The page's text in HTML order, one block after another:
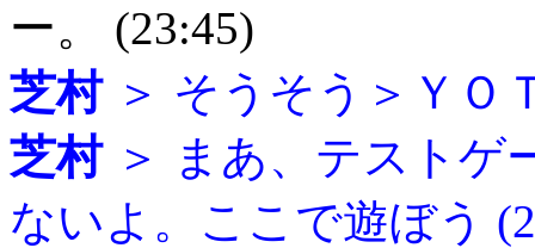
ー。 (23:45)
芝村＞ そうそう＞ＹＯ
芝村＞ まあ、テストゲ
ないよ。ここで遊ぼう